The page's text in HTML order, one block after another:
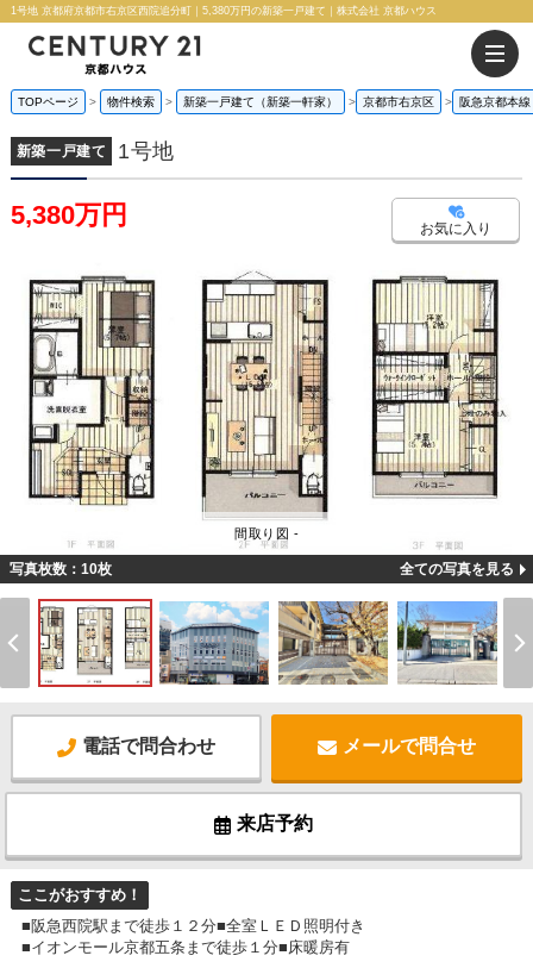
1号地 京都府京都市右京区西院追分町｜5,380万円の新築一戸建て｜株式会社 京都ハウス
TOPページ 物件検索 新築一戸建て（新築一軒家） 京都市右京区 阪急京都本線
新築一戸建て 1号地
5,380万円 お気に入り
間取り図 -
写真枚数：10枚 全ての写真を見る
電話で問合わせ メールで問合せ
来店予約
ここがおすすめ！
■阪急西院駅まで徒歩１２分■全室ＬＥＤ照明付き
■イオンモール京都五条まで徒歩１分■床暖房有